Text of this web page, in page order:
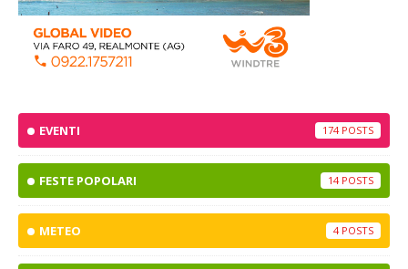
EVENTI 174
FESTE POPOLARI 14
METEO 4